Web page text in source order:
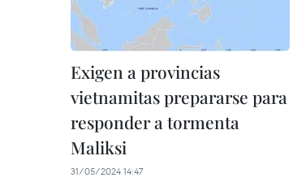
Exigen a provincias
vietnamitas prepararse para
responder a tormenta
Maliksi
31/05/2024 14:47